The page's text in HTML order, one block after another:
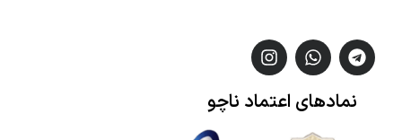
نمادهای اعتماد ناچو